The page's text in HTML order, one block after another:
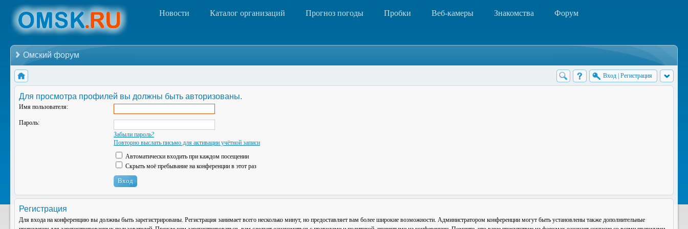
Новости Каталог организаций Прогноз погоды Пробки Веб-камеры Знакомства Форум
Омский форум
Вход Регистрация
Для просмотра профилей вы должны быть авторизованы.
Имя пользователя:
Пароль:
Забыли пароль?
Повторно выслать письмо для активации учётной записи
Автоматически входить при каждом посещении
Скрыть моё пребывание на конференции в этот раз
Регистрация
Для входа на конференцию вы должны быть зарегистрированы. Регистрация занимает всего несколько минут, но предоставляет вам более широкие возможности. Администратором конференции могут быть установлены также дополнительные